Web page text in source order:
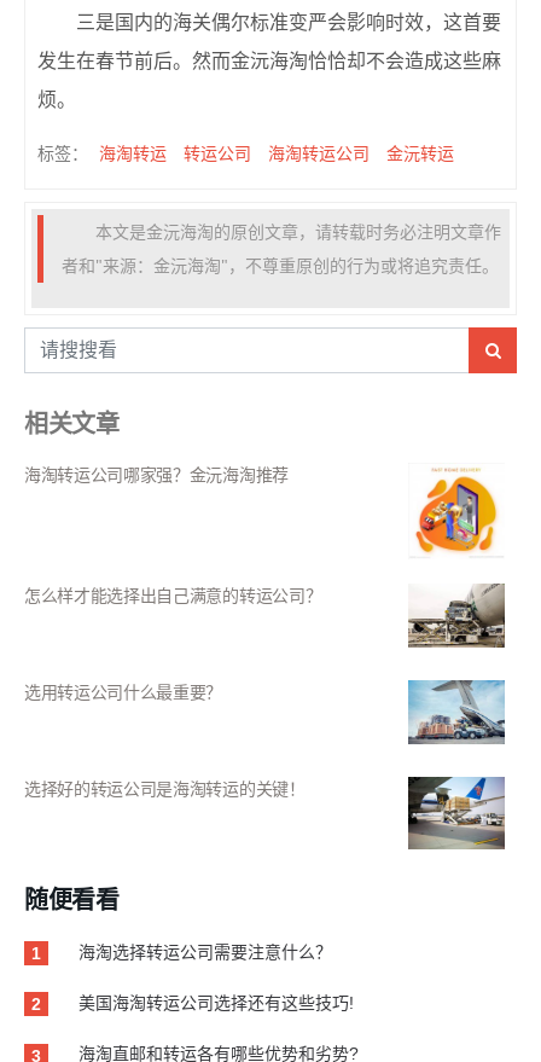
三是国内的海关偶尔标准变严会影响时效，这首要
发生在春节前后。然而金沅海淘恰恰却不会造成这些麻
烦。
标签： 海淘转运 转运公司 海淘转运公司 金沅转运
本文是金沅海淘的原创文章，请转载时务必注明文章作
者和"来源：金沅海淘"，不尊重原创的行为或将追究责任。
相关文章
海淘转运公司哪家强？金沅海淘推荐
怎么样才能选择出自己满意的转运公司？
选用转运公司什么最重要？
选择好的转运公司是海淘转运的关键！
随便看看
1 海淘选择转运公司需要注意什么？
2 美国海淘转运公司选择还有这些技巧!
3 海淘直邮和转运各有哪些优势和劣势?